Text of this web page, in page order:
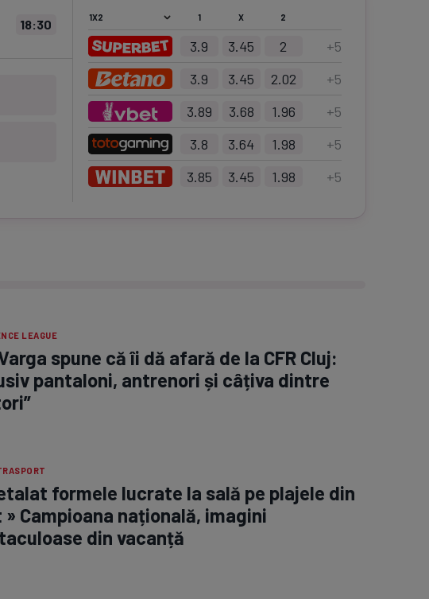
18:30 1 X 2
3.9 3.45 2 +5
3.9
3.45 2.02 +5
3.89
3.68 1.96 +5
3.8
3.64 1.98 +5
3.85
3.45 1.98 +5
LEAGUE
spune că îi dă afară de la CFR Cluj:
pantaloni, antrenori și câțiva dintre
formele lucrate la sală pe plajele din
» Campioana națională, imagini
din vacanță